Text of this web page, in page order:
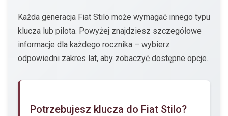
Każda generacja Fiat Stilo może wymagać innego typu
klucza lub pilota. Powyżej znajdziesz szczegółowe
informacje dla każdego rocznika – wybierz
odpowiedni zakres lat, aby zobaczyć dostępne opcje.
Potrzebujesz klucza do Fiat Stilo?